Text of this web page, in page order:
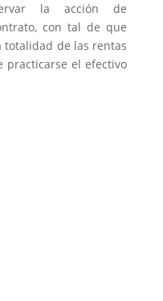
la acción de
con tal de que
totalidad de las rentas
practicarse el efectivo